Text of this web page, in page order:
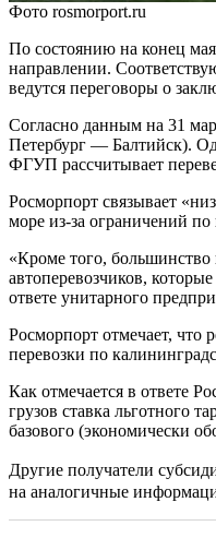
Фото rosmorport.ru
По состоянию на конец
направлении.
ведутся переговоры о
Согласно данным на 31
Петербург — Балтийск).
ФГУП рассчитывает
Росморпорт связывает
море из-за ограничений
«Кроме того, большинство
автоперевозчиков,
ответе унитарного
Росморпорт отмечает, что
перевозки по
Как отмечается в ответе
грузов ставка льготного
базового (экономически
Другие получатели
на аналогичные